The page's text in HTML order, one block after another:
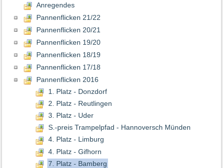
Anregendes
Pannenflicken 21/22
Pannenflicken 20/21
Pannenflicken 19/20
Pannenflicken 18/19
Pannenflicken 17/18
Pannenflicken 2016
1. Platz - Donzdorf
2. Platz - Reutlingen
3. Platz - Uder
S.-preis Trampelpfad - Hannoversch Münden
4. Platz - Limburg
4. Platz - Gifhorn
7. Platz - Bamberg